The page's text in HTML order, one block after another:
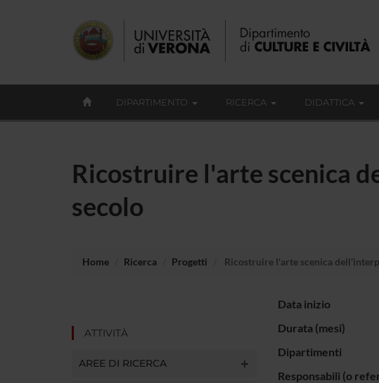
DIPARTIMENTO RICERCA DIDATTICA
Ricostruire l'arte scenica
secolo
Home Ricerca Progetti Ricostruire l'arte scenica
ATTIVITÀ
AREE DI RICERCA
Data inizio
Durata (mesi)
Dipartimenti
Responsabili (o